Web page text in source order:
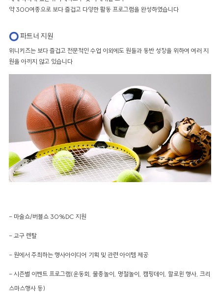
약 300여종으로 보다 즐겁고 다양한 활동 프로그램을 완성하였습니다
파트너 지원
위니키즈는 보다 즐겁고 전문적인 수업 이외에도 원들과 동반 성장을 위하여 여러 지
원을 아끼지 않고 있습니다
- 마술쇼/버블쇼 30%DC 지원
- 교구 렌탈
- 원에서 주최하는 행사아이디어 기획 및 관련 아이템 제공
- 시즌별 이벤트 프로그램(운동회, 물총놀이, 명절놀이, 캠핑데이, 할로윈 행사, 크리
스마스행사 등)